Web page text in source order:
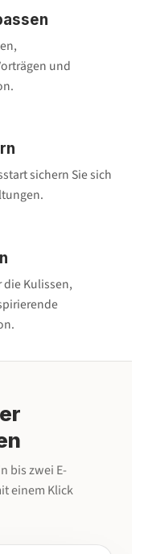
und
sichern Sie sich
die Kulissen,
bis zwei E-
einem Klick